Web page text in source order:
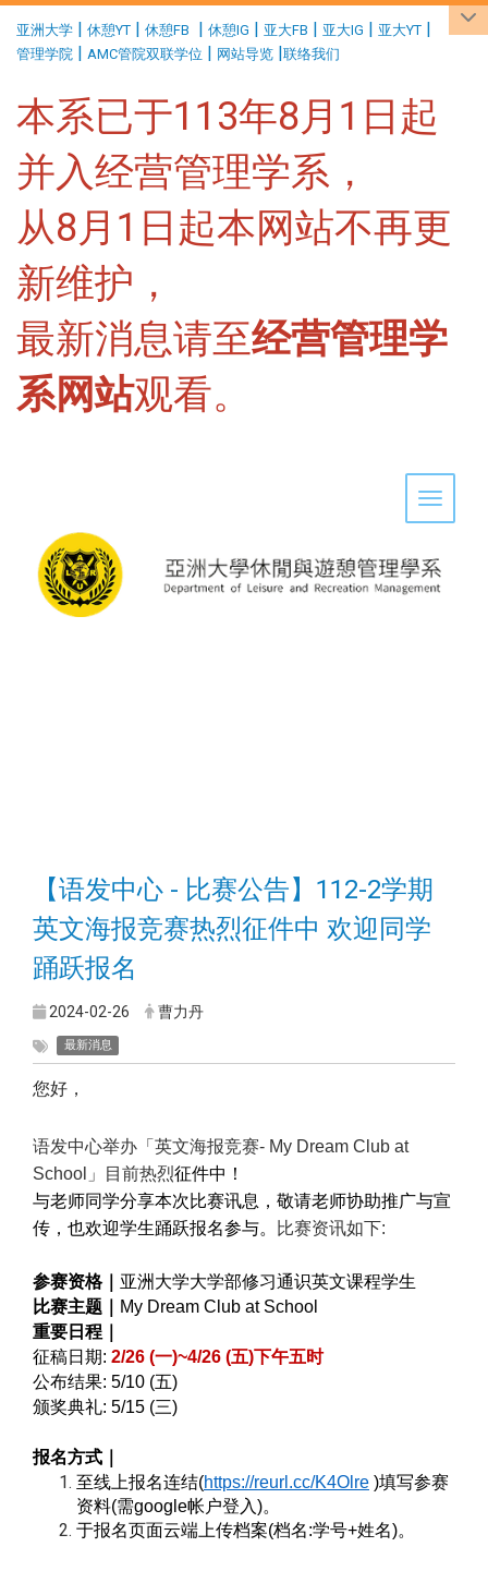
亚洲大学 | 休憩YT | 休憩FB | 休憩IG | 亚大FB | 亚大IG | 亚大YT |
管理学院 | AMC管院双联学位 | 网站导览 |联络我们
本系已于113年8月1日起
并入经营管理学系，
从8月1日起本网站不再更
新维护，
最新消息请至经营管理学
系网站观看。
Toggle
【语发中心 - 比赛公告】112-2学期
英文海报竞赛热烈征件中 欢迎同学
踊跃报名
2024-02-26 曹力丹
最新消息
您好，
语发中心举办「英文海报竞赛- My Dream Club at
School」目前热烈征件中！
与老师同学分享本次比赛讯息，敬请老师协助推广与宣
传，也欢迎学生踊跃报名参与。
比赛资讯如下:
参赛资格｜ 亚洲大学大学部修习通识英文课程学生
比赛主题｜
My Dream Club at School
重要日程｜
征稿日期: 2/26 (一)~4/26 (五)下午五时
公布结果: 5/10 (五)
颁奖典礼: 5/15 (三)
报名方式｜
至线上报名连结(https://reurl.cc/K4Olre )填写参赛
资料(需google帐户登入)。
于报名页面云端上传档案(档名:学号+姓名)。